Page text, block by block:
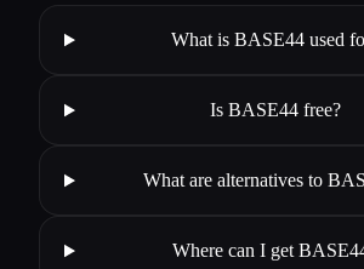
What is BASE44 used
Is BASE44 free?
What are alternatives to
Where can I get